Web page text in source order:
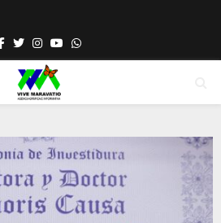
Facebook
TwitterInstagram
YoutubeWhatsapp